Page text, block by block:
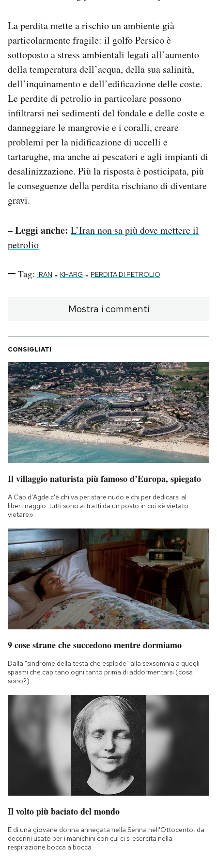
La perdita mette a rischio un ambiente già
particolarmente fragile: il golfo Persico è
sottoposto a stress ambientali legati all’aumento
della temperatura dell’acqua, della sua salinità,
dell’inquinamento e dell’edificazione delle coste.
Le perdite di petrolio in particolare possono
infiltrarsi nei sedimenti del fondale e delle coste e
danneggiare le mangrovie e i coralli, creare
problemi per la nidificazione di uccelli e
tartarughe, ma anche ai pescatori e agli impianti di
desalinizzazione. Più la risposta è posticipata, più
le conseguenze della perdita rischiano di diventare
gravi.
– Leggi anche: L’Iran non sa più dove mettere il
petrolio
Tag: IRAN - KHARG - PERDITA DI PETROLIO
Mostra i commenti
CONSIGLIATI
Il villaggio naturista più famoso d’Europa, spiegato
A Cap d'Agde c'è chi va per stare nudo e chi per dedicarsi al
libertinaggio: tutti sono attratti da un posto in cui «è vietato
vietare»
9 cose strane che succedono mentre dormiamo
Dalla "sindrome della testa che esplode" alla sexsomnia a quegli
spasmi che capitano ogni tanto prima di addormentarsi (cosa
sono?)
Il volto più baciato del mondo
È di una giovane donna annegata nella Senna nell'Ottocento, da
decenni usato per i manichini con cui ci si esercita nella
respirazione bocca a bocca